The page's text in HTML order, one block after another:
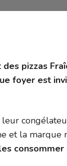
pizzas
foyer est
et la marque